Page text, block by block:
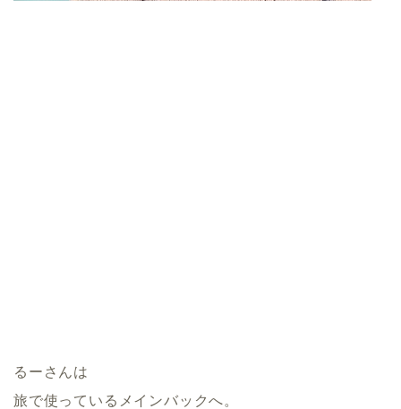
るーさんは
旅で使っているメインバックへ。